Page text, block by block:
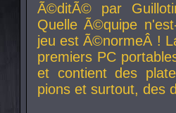
Ã©ditÃ© par
Quelle Ã©quipe
jeu est Ã©normeÂ !
premiers PC
et contient des
pions et surtout, des